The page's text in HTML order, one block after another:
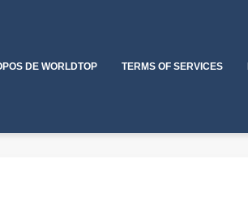
DE WORLDTOP TERMS OF SERVICES